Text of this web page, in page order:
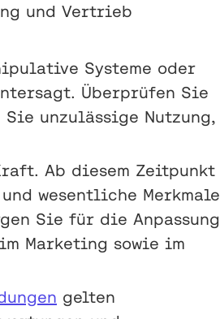
und Vertrieb
Systeme oder
Überprüfen Sie
unzulässige Nutzung,
Ab diesem Zeitpunkt
wesentliche Merkmale
Sie für die Anpassung
Marketing sowie im
gelten